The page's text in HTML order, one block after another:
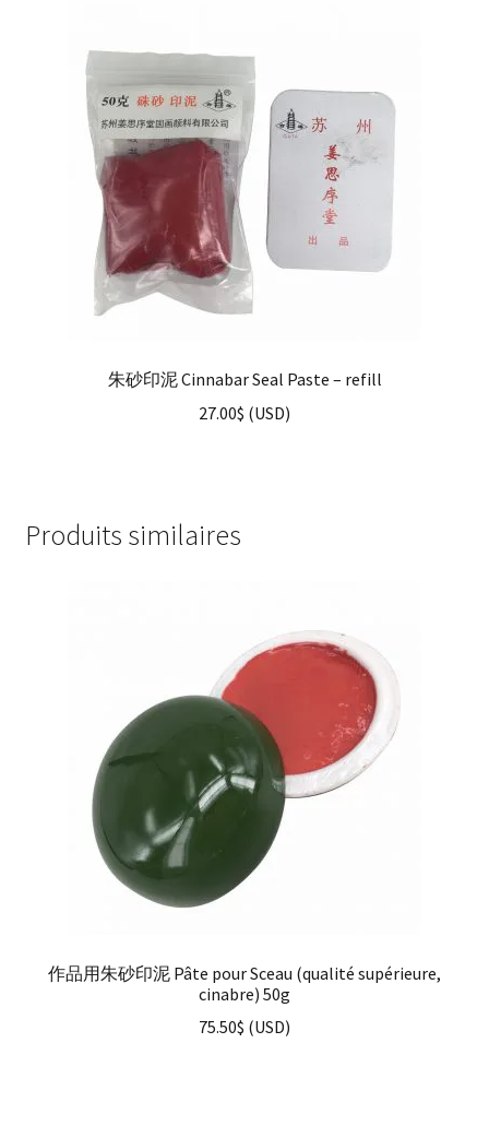
朱砂印泥 Cinnabar Seal Paste – refill
27.00$ (USD)
Produits similaires
作品用朱砂印泥 Pâte pour Sceau (qualité supérieure,
cinabre) 50g
75.50$ (USD)